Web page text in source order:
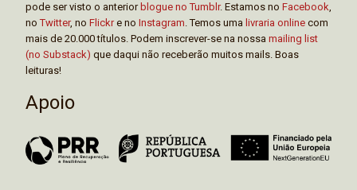
pode ser visto o anterior blogue no Tumblr. Estamos no Facebook,
noTwitter, no Flickre no Instagram. Temos uma livraria online com
mais de 20.000 títulos. Podem inscrever-se na nossa mailing list
(no Substack) que daqui não receberão muitos mails. Boas
leituras!
Apoio